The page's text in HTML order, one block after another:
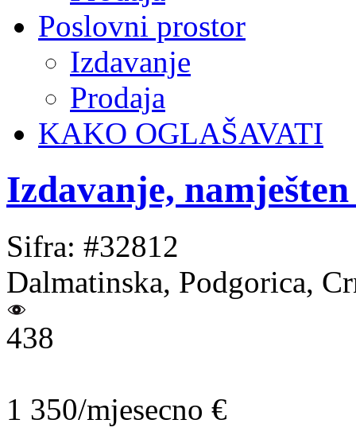
Poslovni prostor
Izdavanje
Prodaja
KAKO OGLAŠAVATI
Izdavanje,
Sifra: #32812
Dalmatinska, Podgorica,
438
1 350/mjesecno €